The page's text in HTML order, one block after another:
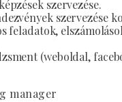
szervezése.
szervezése
feladatok,
(weboldal,
manager